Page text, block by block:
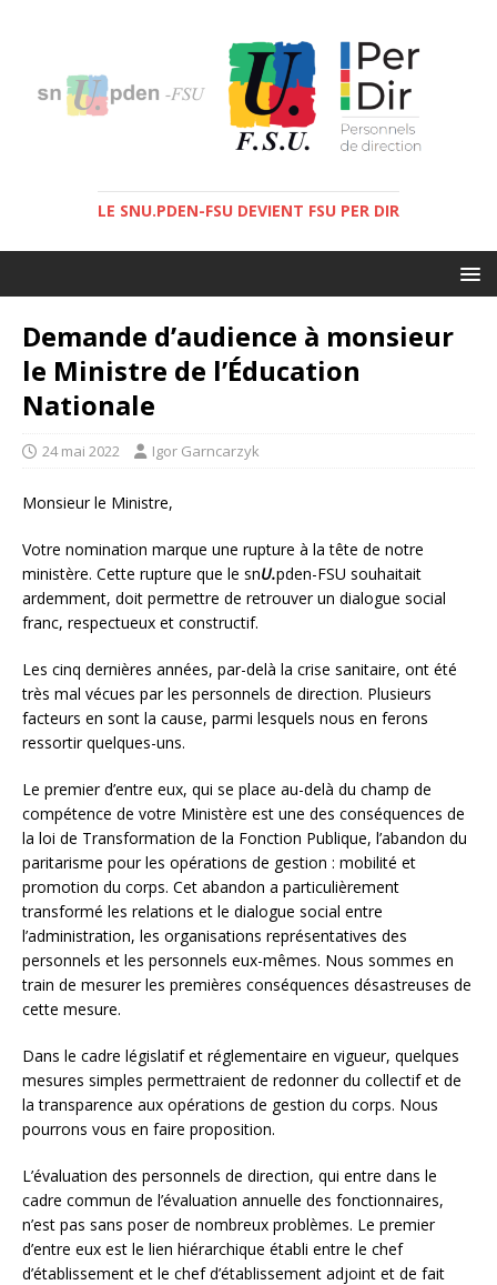
LE SNU.PDEN-FSU DEVIENT FSU PER DIR
Demande d’audience à monsieur
le Ministre de l’Éducation
Nationale
24 mai 2022 Igor Garncarzyk
Monsieur le Ministre,
Votre nomination marque une rupture à la tête de notre
ministère. Cette rupture que le snU.pden-FSU souhaitait
ardemment, doit permettre de retrouver un dialogue social
franc, respectueux et constructif.
Les cinq dernières années, par-delà la crise sanitaire, ont été
très mal vécues par les personnels de direction. Plusieurs
facteurs en sont la cause, parmi lesquels nous en ferons
ressortir quelques-uns.
Le premier d’entre eux, qui se place au-delà du champ de
compétence de votre Ministère est une des conséquences de
la loi de Transformation de la Fonction Publique, l’abandon du
paritarisme pour les opérations de gestion : mobilité et
promotion du corps. Cet abandon a particulièrement
transformé les relations et le dialogue social entre
l’administration, les organisations représentatives des
personnels et les personnels eux-mêmes. Nous sommes en
train de mesurer les premières conséquences désastreuses de
cette mesure.
Dans le cadre législatif et réglementaire en vigueur, quelques
mesures simples permettraient de redonner du collectif et de
la transparence aux opérations de gestion du corps. Nous
pourrons vous en faire proposition.
L’évaluation des personnels de direction, qui entre dans le
cadre commun de l’évaluation annuelle des fonctionnaires,
n’est pas sans poser de nombreux problèmes. Le premier
d’entre eux est le lien hiérarchique établi entre le chef
d’établissement et le chef d’établissement adjoint et de fait